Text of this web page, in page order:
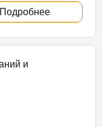
Подробнее